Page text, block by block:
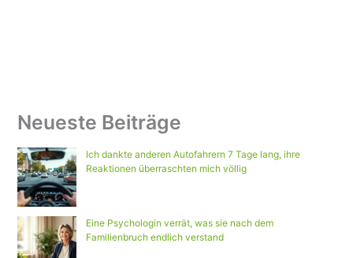
Neueste Beiträge
Ich dankte anderen Autofahrern 7 Tage lang, ihre
Reaktionen überraschten mich völlig
Eine Psychologin verrät, was sie nach dem
Familienbruch endlich verstand